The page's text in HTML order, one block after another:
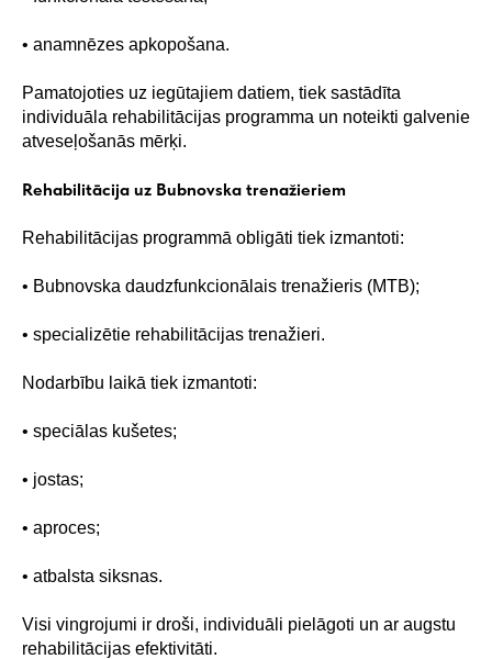
• anamnēzes apkopošana.
Pamatojoties uz iegūtajiem datiem, tiek sastādīta
individuāla rehabilitācijas programma un noteikti galvenie
atveseļošanās mērķi.
Rehabilitācija uz Bubnovska trenažieriem
Rehabilitācijas programmā obligāti tiek izmantoti:
• Bubnovska daudzfunkcionālais trenažieris (MTB);
• specializētie rehabilitācijas trenažieri.
Nodarbību laikā tiek izmantoti:
• speciālas kušetes;
• jostas;
• aproces;
• atbalsta siksnas.
Visi vingrojumi ir droši, individuāli pielāgoti un ar augstu
rehabilitācijas efektivitāti.